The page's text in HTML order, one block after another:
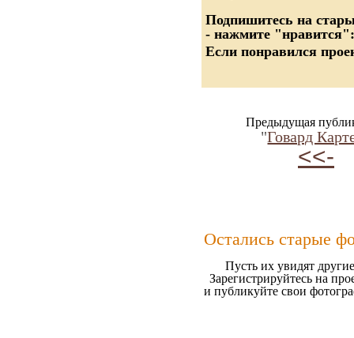
Подпишитесь на
- нажмите "нравится":
Если понравился
Предыдущая
"Говард
<<-
Остались старые
Пусть их увидят
Зарегистрируйтесь на
и публикуйте свои